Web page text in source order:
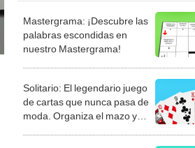
Mastergrama: ¡Descubre las
palabras escondidas en
nuestro Mastergrama!
Solitario: El legendario juego
de cartas que nunca pasa de
moda. Organiza el mazo y